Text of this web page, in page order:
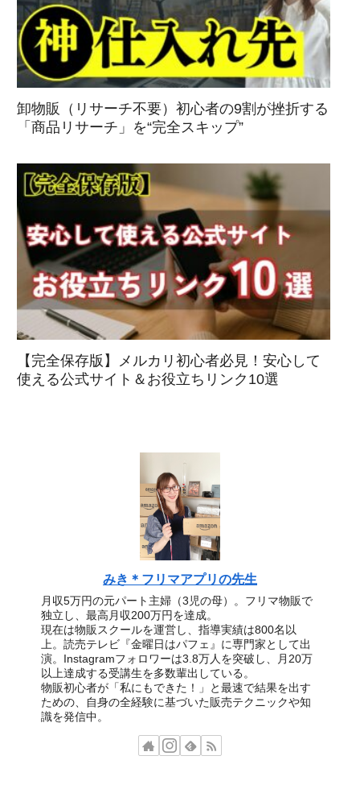
卸物販（リサーチ不要）初心者の9割が挫折する
「商品リサーチ」を“完全スキップ”
【完全保存版】メルカリ初心者必見！安心して
使える公式サイト＆お役立ちリンク10選
みき＊フリマアプリの先生
月収5万円の元パート主婦（3児の母）。フリマ物販で
独立し、最高月収200万円を達成。
現在は物販スクールを運営し、指導実績は800名以
上。読売テレビ『金曜日はパフェ』に専門家として出
演。Instagramフォロワーは3.8万人を突破し、月20万
以上達成する受講生を多数輩出している。
物販初心者が「私にもできた！」と最速で結果を出す
ための、自身の全経験に基づいた販売テクニックや知
識を発信中。